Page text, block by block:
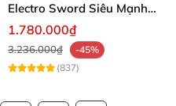
Electro Sword Siêu Mạnh
Giúp Thư Giãn
1.780.000₫
3.236.000₫
-45%
(837)